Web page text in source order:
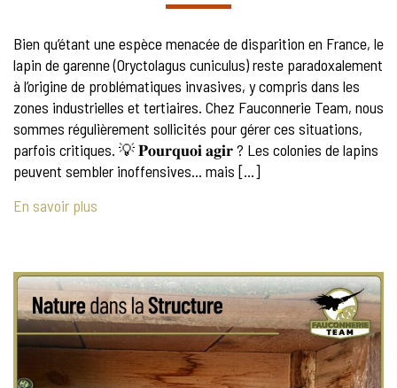
Bien qu’étant une espèce menacée de disparition en France, le
lapin de garenne (Oryctolagus cuniculus) reste paradoxalement
à l’origine de problématiques invasives, y compris dans les
zones industrielles et tertiaires. Chez Fauconnerie Team, nous
sommes régulièrement sollicités pour gérer ces situations,
parfois critiques. 💡 𝐏𝐨𝐮𝐫𝐪𝐮𝐨𝐢 𝐚𝐠𝐢𝐫 ? Les colonies de lapins
peuvent sembler inoffensives… mais […]
En savoir plus